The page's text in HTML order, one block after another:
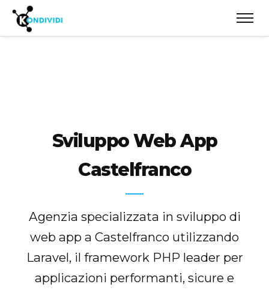
Sviluppo Web App
Castelfranco
Agenzia specializzata in sviluppo di
web app a Castelfranco utilizzando
Laravel, il framework PHP leader per
applicazioni performanti, sicure e